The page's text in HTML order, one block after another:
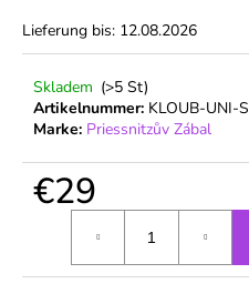
Lieferung bis: 12.08.2026
Skladem (>5 St)
Artikelnummer: KLOUB-UNI-S
Marke: Priessnitzův Zábal
€29